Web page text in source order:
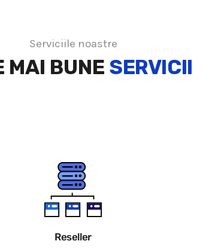
Serviciile noastre
MAI BUNE SERVICII
Reseller